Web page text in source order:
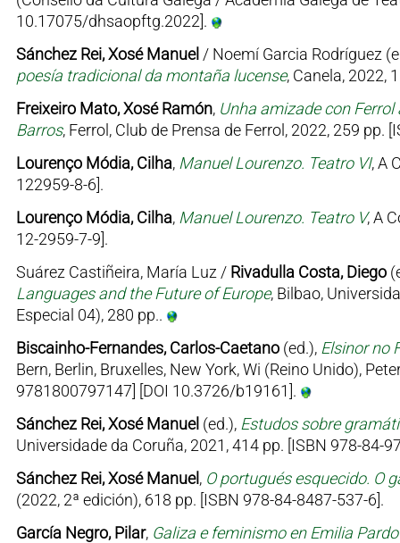
10.17075/dhsaopftg.2022].
Sánchez Rei, Xosé Manuel / Noemí Garcia Rodríguez
poesía tradicional da montaña lucense, Canela, 2022,
Freixeiro Mato, Xosé Ramón, Unha amizade con
Barros, Ferrol, Club de Prensa de Ferrol, 2022, 259 pp.
Lourenço Módia, Cilha, Manuel Lourenzo. Teatro VI, A
122959-8-6].
Lourenço Módia, Cilha, Manuel Lourenzo. Teatro V, A
12-2959-7-9].
Suárez Castiñeira, María Luz / Rivadulla Costa, Diego
Languages and the Future of Europe, Bilbao,
Especial 04), 280 pp..
Biscainho-Fernandes, Carlos-Caetano(ed.), Elsinor no
Bern, Berlin, Bruxelles, New York, Wi (Reino Unido),
9781800797147] [DOI 10.3726/b19161].
Sánchez Rei, Xosé Manuel (ed.), Estudos sobre
Universidade da Coruña, 2021, 414 pp. [ISBN 978-84-
Sánchez Rei, Xosé Manuel, O portugués esquecido. O
(2022, 2ª edición), 618 pp. [ISBN 978-84-8487-537-6].
García Negro, Pilar, Galiza e feminismo en Emilia